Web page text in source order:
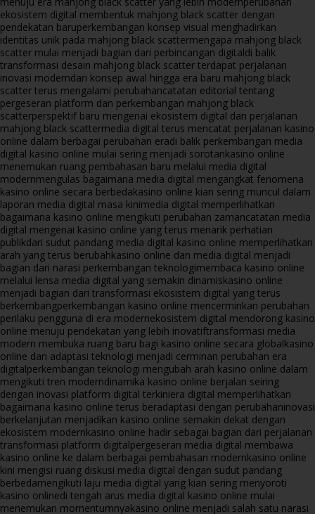
ekosistem digital membentuk mahjong black scatter dengan
pendekatan baruperkembangan konsep visual menghadirkan
identitas unik pada mahjong black scattermengapa mahjong black
scatter mulai menjadi bagian dari perbincangan digitaldi balik
transformasi desain mahjong black scatter terdapat perjalanan
inovasi moderndari konsep awal hingga era baru mahjong black
scatter terus mengalami perubahancatatan editorial tentang
pergeseran platform dan perkembangan mahjong black
scatterperspektif baru mengenai ekosistem digital dan perjalanan
mahjong black scattermedia digital terus mencatat perjalanan kasino
online dalam berbagai perubahan eradi balik perkembangan media
digital kasino online mulai sering menjadi sorotankasino online
menemukan ruang pembahasan baru melalui media digital
modernmengulas bagaimana media digital mengangkat fenomena
kasino online secara berbedakasino online kian sering muncul dalam
laporan media digital masa kinimedia digital memperlihatkan
bagaimana kasino online mengikuti perubahan zamancatatan media
digital mengenai kasino online yang terus menarik perhatian
publikdari sudut pandang media digital kasino online memperlihatkan
arah yang terus berubahkasino online dan media digital menjadi
bagian dari narasi perkembangan teknologimembaca kasino online
melalui lensa media digital yang semakin dinamiskasino online
menjadi bagian dari transformasi ekosistem digital yang terus
berkembangperkembangan kasino online mencerminkan perubahan
perilaku pengguna di era modernekosistem digital mendorong kasino
online menuju pendekatan yang lebih inovatiftransformasi media
modern membuka ruang baru bagi kasino online secara globalkasino
online dan adaptasi teknologi menjadi cerminan perubahan era
digitalperkembangan teknologi mengubah arah kasino online dalam
mengikuti tren moderndinamika kasino online berjalan seiring
dengan inovasi platform digital terkiniera digital memperlihatkan
bagaimana kasino online terus beradaptasi dengan perubahaninovasi
berkelanjutan menjadikan kasino online semakin dekat dengan
ekosistem modernkasino online hadir sebagai bagian dari perjalanan
transformasi platform digitalpergeseran media digital membawa
kasino online ke dalam berbagai pembahasan modernkasino online
kini mengisi ruang diskusi media digital dengan sudut pandang
berbedamengikuti laju media digital yang kian sering menyoroti
kasino onlinedi tengah arus media digital kasino online mulai
menemukan momentumnyakasino online menjadi salah satu narasi